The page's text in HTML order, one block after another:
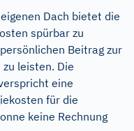
Dach bietet die
spürbar zu
Beitrag zur
leisten. Die
eine
für die
keine Rechnung